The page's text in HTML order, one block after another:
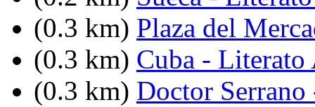
(0.3 km) Plaza del
(0.3 km) Cuba - Literato
(0.3 km) Doctor